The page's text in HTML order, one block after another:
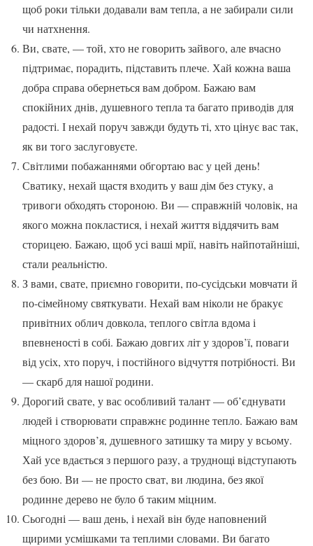
щоб роки тільки додавали вам тепла, а не забирали сили
чи натхнення.
Ви, свате, — той, хто не говорить зайвого, але вчасно
підтримає, порадить, підставить плече. Хай кожна ваша
добра справа обернеться вам добром. Бажаю вам
спокійних днів, душевного тепла та багато приводів для
радості. І нехай поруч завжди будуть ті, хто цінує вас так,
як ви того заслуговуєте.
Світлими побажаннями обгортаю вас у цей день!
Сватику, нехай щастя входить у ваш дім без стуку, а
тривоги обходять стороною. Ви — справжній чоловік, на
якого можна покластися, і нехай життя віддячить вам
сторицею. Бажаю, щоб усі ваші мрії, навіть найпотайніші,
стали реальністю.
З вами, свате, приємно говорити, по-сусідськи мовчати й
по-сімейному святкувати. Нехай вам ніколи не бракує
привітних облич довкола, теплого світла вдома і
впевненості в собі. Бажаю довгих літ у здоров’ї, поваги
від усіх, хто поруч, і постійного відчуття потрібності. Ви
— скарб для нашої родини.
Дорогий свате, у вас особливий талант — об’єднувати
людей і створювати справжнє родинне тепло. Бажаю вам
міцного здоров’я, душевного затишку та миру у всьому.
Хай усе вдається з першого разу, а труднощі відступають
без бою. Ви — не просто сват, ви людина, без якої
родинне дерево не було б таким міцним.
Сьогодні — ваш день, і нехай він буде наповнений
щирими усмішками та теплими словами. Ви багато